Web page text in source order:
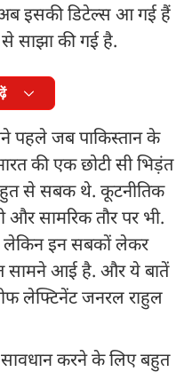
इसकी डिटेल्स आ गई हैं
साझा की गई है.
पहले जब पाकिस्तान के
की एक छोटी सी भिड़ंत
से सबक थे. कूटनीतिक
और सामरिक तौर पर भी.
लेकिन इन सबकों लेकर
सामने आई है. और ये बातें
लेफ्टिनेंट जनरल राहुल
सावधान करने के लिए बहुत